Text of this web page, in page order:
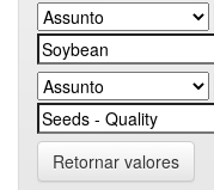
Retornar valores